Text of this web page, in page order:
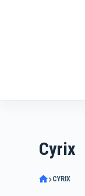
Cyrix
CYRIX